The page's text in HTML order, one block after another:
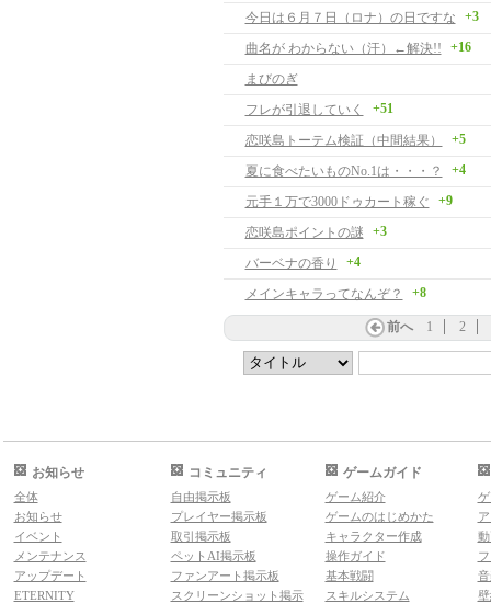
今日は６月７日（ロナ）の日ですな
+3
曲名が わからない（汗）←解決!! +16
まびのぎ
フレが引退していく
+51
恋咲島トーテム検証（中間結果） +5
夏に食べたいものNo.1は・・・？ +4
元手１万で3000ドゥカート稼ぐ +9
恋咲島ポイントの謎 +3
バーベナの香り +4
メインキャラってなんぞ？ +8
前へ 1 2
お知らせ
全体
お知らせ
イベント
メンテナンス
アップデート
ETERNITY
コミュニティ
自由掲示板
プレイヤー掲示板
取引掲示板
ペットAI掲示板
ファンアート掲示板
スクリーンショット掲示
ゲームガイド
ゲーム紹介
ゲームのはじめかた
キャラクター作成
操作ガイド
基本戦闘
スキルシステム